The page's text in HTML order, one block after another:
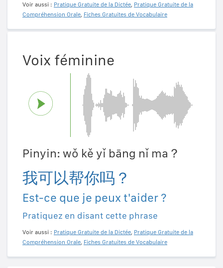
Voir aussi : Pratique Gratuite de la Dictée, Pratique Gratuite de la
Compréhension Orale, Fiches Gratuites de Vocabulaire
Voix féminine
Pinyin: wǒ kě yǐ bāng nǐ ma？
我可以帮你吗？
Est-ce que je peux t'aider ?
Pratiquez en disant cette phrase
Voir aussi : Pratique Gratuite de la Dictée, Pratique Gratuite de la
Compréhension Orale, Fiches Gratuites de Vocabulaire